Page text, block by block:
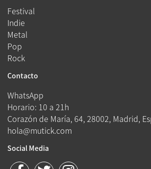
Festival
Indie
Metal
Pop
Rock
Contacto
WhatsApp
Horario: 10 a 21h
Corazón de María, 64, 28002, Madrid,
hola@mutick.com
Social Media